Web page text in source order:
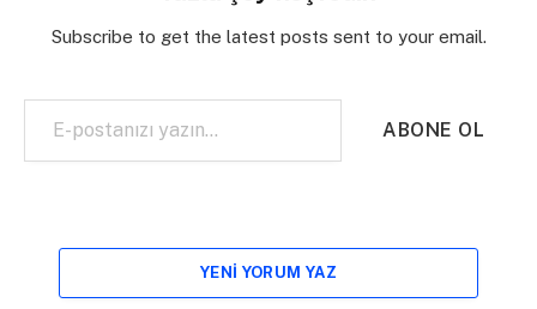
Subscribe to get the latest posts sent to your email.
E-postanızı yazın…
ABONE OL
YENI YORUM YAZ